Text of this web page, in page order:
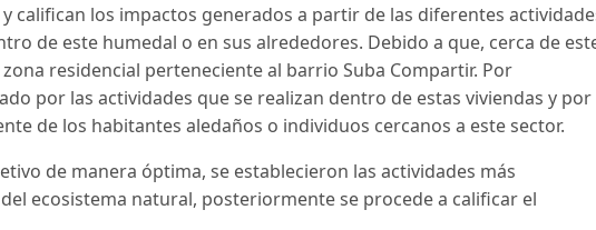
califican los impactos generados a partir de las diferentes
de este humedal o en sus alrededores. Debido a que, cerca de
residencial perteneciente al barrio Suba Compartir. Por
por las actividades que se realizan dentro de estas viviendas y por
de los habitantes aledaños o individuos cercanos a este sector.
de manera óptima, se establecieron las actividades más
ecosistema natural, posteriormente se procede a calificar el